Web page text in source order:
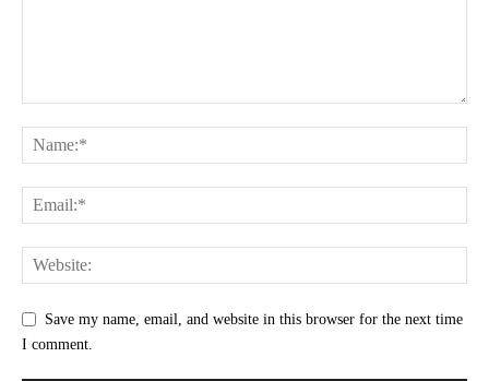
Save my name, email, and website in this browser for the next time
I comment.